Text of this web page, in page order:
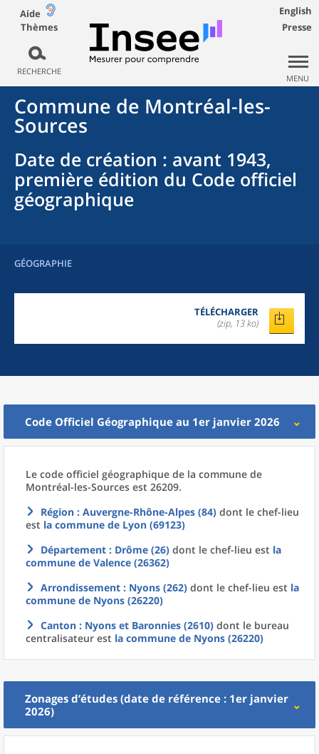
Aide
Thèmes
RECHERCHE
English
Presse
MENU
Commune de Montréal-les-
Sources
Date de création : avant 1943,
première édition du Code officiel
géographique
GÉOGRAPHIE
TÉLÉCHARGER
(zip, 13 ko)
Code Officiel Géographique au 1er janvier 2026
Le code officiel géographique de la commune de
Montréal-les-Sources est 26209.
Région : Auvergne-Rhône-Alpes (84) dont le chef-lieu
est la commune de Lyon (69123)
Département : Drôme (26) dont le chef-lieu est la
commune de Valence (26362)
Arrondissement : Nyons (262) dont le chef-lieu est la
commune de Nyons (26220)
Canton : Nyons et Baronnies (2610) dont le bureau
centralisateur est la commune de Nyons (26220)
Zonages d’études (date de référence : 1er janvier
2026)